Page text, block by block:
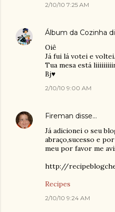
2/10/10 7:25 AM
Álbum da Cozinha
Oiê
Já fui lá votei e voltei.
Tua mesa está
Bj♥
2/10/10 9:00 AM
Fireman disse…
Já adicionei o seu
abraço,sucesso e
meu por favor me
http://
Recipes
2/10/10 9:24 AM